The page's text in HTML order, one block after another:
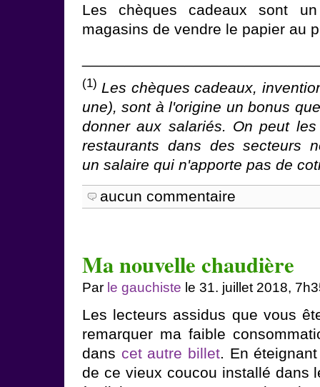
Les chèques cadeaux sont
magasins de vendre le papier au
(1) Les chèques cadeaux,
une), sont à l'origine un bonus
donner aux salariés. On peut
restaurants dans des secteurs
un salaire qui n'apporte pas de
aucun commentaire
Ma nouvelle chaudière
Par le gauchiste le 31. juillet 2018,
Les lecteurs assidus que vous
remarquer ma faible
dans cet autre billet. En
de ce vieux coucou installé dans